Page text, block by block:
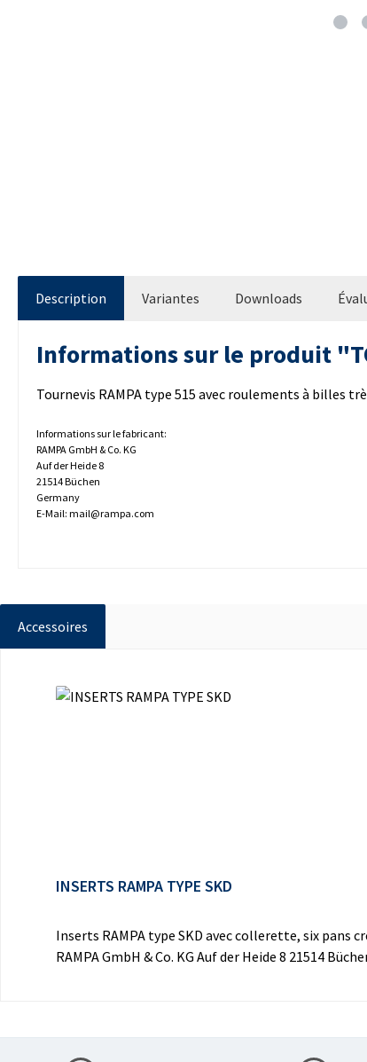
Description Variantes Downloads
Informations sur le produit
Tournevis RAMPA type 515 avec roulements à billes
Informations sur le fabricant:
RAMPA GmbH & Co. KG
Auf der Heide 8
21514 Büchen
Germany
E-Mail: mail@rampa.com
Accessoires
INSERTS RAMPA TYPE SKD
Inserts RAMPA type SKD avec collerette, six
RAMPA GmbH & Co. KG Auf der Heide 8 21514